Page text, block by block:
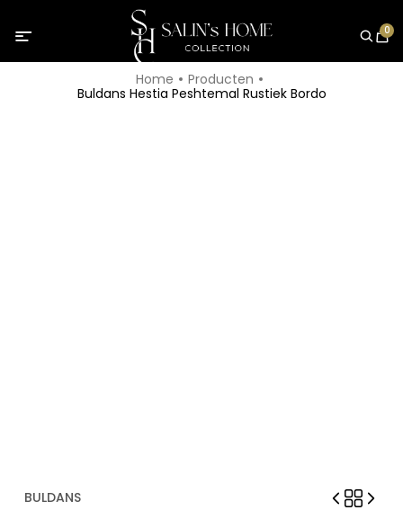
0
Home
Producten
Buldans Hestia Peshtemal Rustiek Bordo
BULDANS